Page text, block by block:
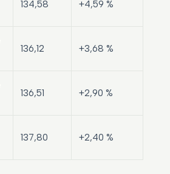
134,58 +4,59 %
136,12 +3,68 %
136,51 +2,90 %
137,80 +2,40 %